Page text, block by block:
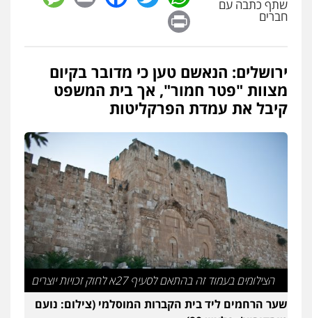
0506355388
פלילי פשיעה חמורה זכויות אדם
0527448141
דיני תעבורה מעצרים וחקירות
פשיעה חמורה אסירים
0509636895
עו"ד איהאב זבידאת
פלילי פשיעה חמורה ארגוני פשע עבירות
המתה עבירות מין
0509930581
עו"ד יפעת שוורץ סיל
פלילי תעבורה
שתף כתבה עם
חברים
ירושלים: הנאשם טען כי מדובר בקיום
מצוות "פטר חמור", אך בית המשפט
קיבל את עמדת הפרקליטות
הצילומים בעמוד זה בהתאם לסעיף 27א לחוק זכויות יוצרים
שער הרחמים ליד בית הקברות המוסלמי (צילום: נועם